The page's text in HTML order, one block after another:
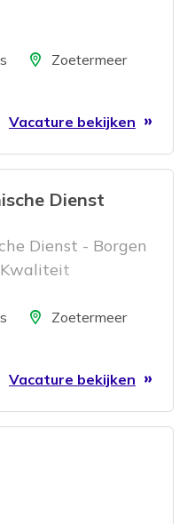
LocatieZoetermeer
Vacature bekijken
Dienst
Dienst - Borgen
LocatieZoetermeer
Vacature bekijken